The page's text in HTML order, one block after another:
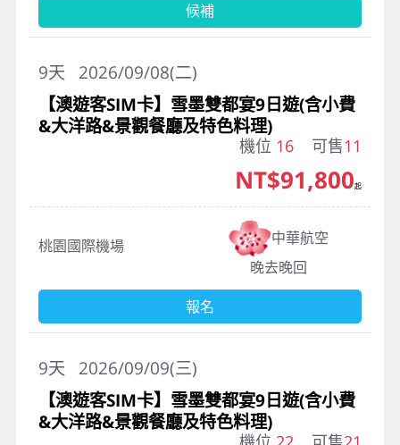
候補
2026/09/08(二)
9天
【澳遊客SIM卡】雪墨雙都宴9日遊(含小費
&大洋路&景觀餐廳及特色料理)
機位 16 可售11
桃園國際機場
中華航空
晚去晚回
NT$91,800起
報名
2026/09/09(三)
9天
【澳遊客SIM卡】雪墨雙都宴9日遊(含小費
&大洋路&景觀餐廳及特色料理)